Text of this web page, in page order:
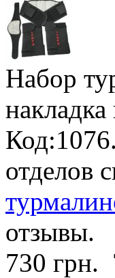
Набор
отделов
отзывы.
730 грн.